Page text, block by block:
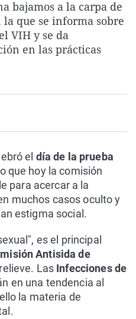
La rosa de los vientos
Gente viajera
Como el perro y el
Caso
Retornados
Equipo de
Extremadura
Galicia
La Rioja
País Vasco
Virales
Televisión
Elecciones
bajamos a la carpa de
que se informa sobre
VIH y se da
en las prácticas
el día de la prueba
que hoy la comisión
para acercar a la
muchos casos oculto y
estigma social.
es el principal
Antisida de
Las Infecciones de
en una tendencia al
la materia de